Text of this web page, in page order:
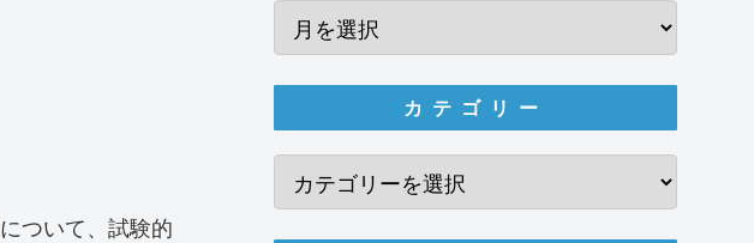
について、試験的
カテゴリー